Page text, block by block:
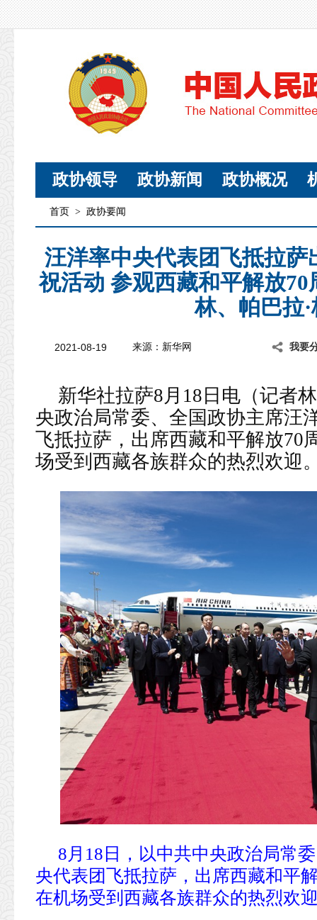
政协领导 政协新闻 政协概况
首页 > 政协要闻
汪洋率中央代表团飞抵拉
祝活动 参观西藏和平解放
林、帕巴拉
2021-08-19 来源：新华网 我要
新华社拉萨8月18日电（记者
央政治局常委、全国政协主席汪
飞抵拉萨，出席西藏和平解放70
场受到西藏各族群众的热烈欢迎
8月18日，以中共中央政治局常
央代表团飞抵拉萨，出席西藏和平
在机场受到西藏各族群众的热烈欢